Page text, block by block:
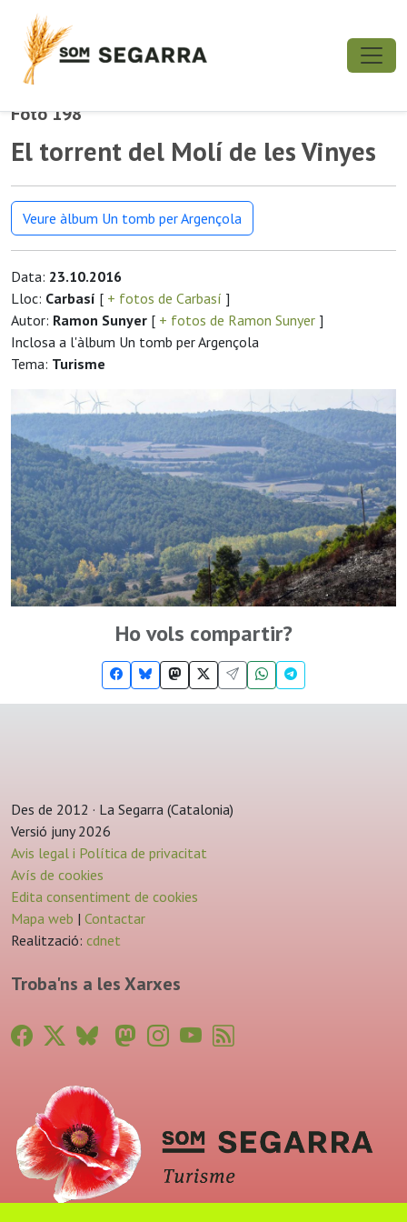
Foto 198
El torrent del Molí de les Vinyes
Veure àlbum Un tomb per Argençola
Data: 23.10.2016
Lloc: Carbasí [ + fotos de Carbasí ]
Autor: Ramon Sunyer [ + fotos de Ramon Sunyer ]
Inclosa a l'àlbum Un tomb per Argençola
Tema: Turisme
Ho vols compartir?
Des de 2012 · La Segarra (Catalonia)
Versió juny 2026
Avis legal i Política de privacitat
Avís de cookies
Edita consentiment de cookies
Mapa web | Contactar
Realització: cdnet
Troba'ns a les Xarxes